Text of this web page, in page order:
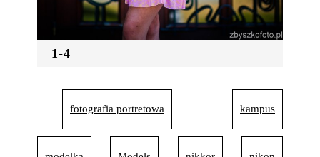
1-4
fotografia portretowa kampus